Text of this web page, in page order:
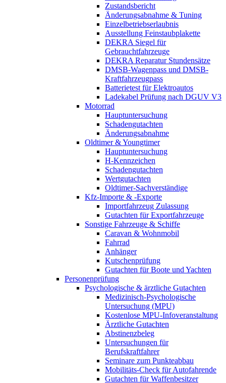
Zustandsbericht
Änderungsabnahme & Tuning
Einzelbetriebserlaubnis
Ausstellung Feinstaubplakette
DEKRA Siegel für
Gebrauchtfahrzeuge
DEKRA Reparatur Stundensätze
DMSB-Wagenpass und DMSB-
Kraftfahrzeugpass
Batterietest für Elektroautos
Ladekabel Prüfung nach DGUV V3
Motorrad
Hauptuntersuchung
Schadengutachten
Änderungsabnahme
Oldtimer & Youngtimer
Hauptuntersuchung
H-Kennzeichen
Schadengutachten
Wertgutachten
Oldtimer-Sachverständige
Kfz-Importe & -Exporte
Importfahrzeug Zulassung
Gutachten für Exportfahrzeuge
Sonstige Fahrzeuge & Schiffe
Caravan & Wohnmobil
Fahrrad
Anhänger
Kutschenprüfung
Gutachten für Boote und Yachten
Personenprüfung
Psychologische & ärztliche Gutachten
Medizinisch-Psychologische
Untersuchung (MPU)
Kostenlose MPU-Infoveranstaltung
Ärztliche Gutachten
Abstinenzbeleg
Untersuchungen für
Berufskraftfahrer
Seminare zum Punkteabbau
Mobilitäts-Check für Autofahrende
Gutachten für Waffenbesitzer